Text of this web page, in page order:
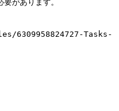
6309958824727-Tasks-